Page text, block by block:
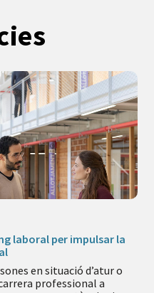
laboral per impulsar la
en situació d’atur o
professional a